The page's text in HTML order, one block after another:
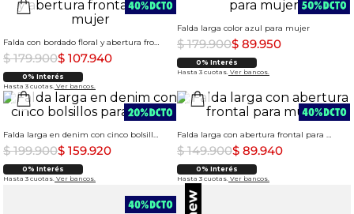
Falda con bordado floral y abertura frontal para mujer
$ 179.900$ 107.940
0% Interés
Hasta 3 cuotas. Ver bancos.
Falda larga color azul para mujer
$ 179.900$ 89.950
0% Interés
Hasta 3 cuotas. Ver bancos.
Falda larga en denim con cinco bolsillos para mujer
$ 199.900$ 159.920
0% Interés
Hasta 3 cuotas. Ver bancos.
Falda larga con abertura frontal para mujer
$ 149.900$ 89.940
0% Interés
Hasta 3 cuotas. Ver bancos.